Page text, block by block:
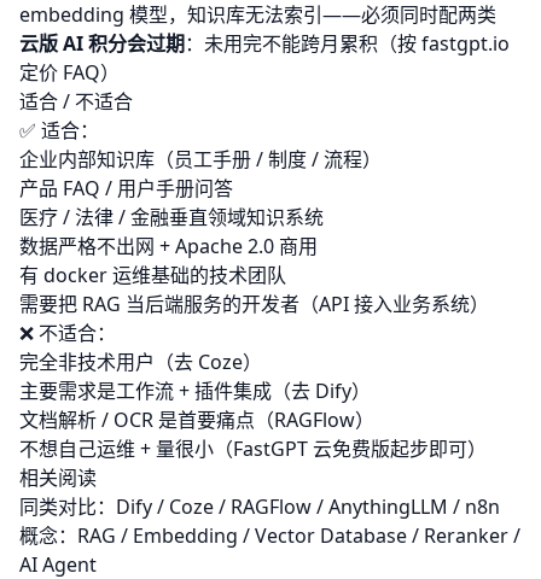
embedding 模型，知识库无法索引——必须同时配两类
云版 AI 积分会过期：未用完不能跨月累积（按fastgpt.io
定价 FAQ）
适合 / 不适合
✅ 适合：
企业内部知识库（员工手册 / 制度 / 流程）
产品 FAQ / 用户手册问答
医疗 / 法律 / 金融垂直领域知识系统
数据严格不出网 + Apache 2.0 商用
有 docker 运维基础的技术团队
需要把 RAG 当后端服务的开发者（API 接入业务系统）
❌ 不适合：
完全非技术用户（去 Coze）
主要需求是工作流 + 插件集成（去 Dify）
文档解析 / OCR 是首要痛点（RAGFlow）
不想自己运维 + 量很小（FastGPT 云免费版起步即可）
相关阅读
同类对比： Dify/ Coze/ RAGFlow / AnythingLLM / n8n
概念： RAG / Embedding /Vector Database/ Reranker/
AI Agent